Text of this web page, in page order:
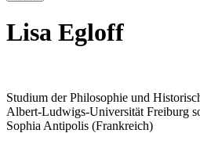
Lisa Egloff
Studium der Philosophie und
Albert-Ludwigs-Universität Freiburg
Sophia Antipolis (Frankreich)